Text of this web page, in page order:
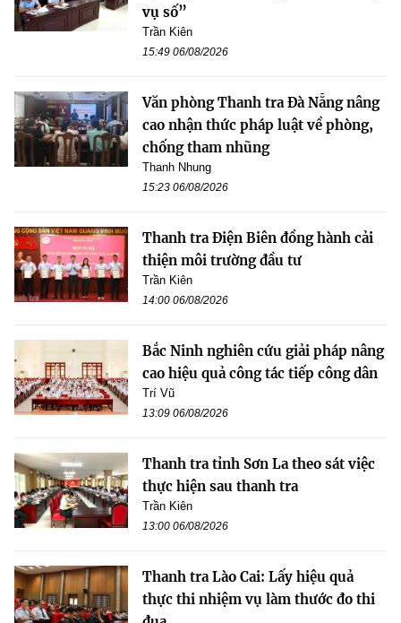
vụ số”
Trần Kiên
15:49 06/08/2026
Văn phòng Thanh tra Đà Nẵng nâng
cao nhận thức pháp luật về phòng,
chống tham nhũng
Thanh Nhung
15:23 06/08/2026
Thanh tra Điện Biên đồng hành cải
thiện môi trường đầu tư
Trần Kiên
14:00 06/08/2026
Bắc Ninh nghiên cứu giải pháp nâng
cao hiệu quả công tác tiếp công dân
Trí Vũ
13:09 06/08/2026
Thanh tra tỉnh Sơn La theo sát việc
thực hiện sau thanh tra
Trần Kiên
13:00 06/08/2026
Thanh tra Lào Cai: Lấy hiệu quả
thực thi nhiệm vụ làm thước đo thi